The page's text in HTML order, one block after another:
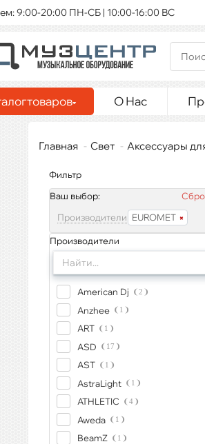
9:00-20:00 ПН-СБ | 10:00-16:00 ВС
товаров О Нас
Главная Свет Аксессуары
Фильтр
Ваш выбор:
Производители EUROMET
Производители
American Dj 2
Anzhee 1
ART 1
ASD 17
AST 1
AstraLight 1
ATHLETIC 4
Aweda 1
BeamZ 1